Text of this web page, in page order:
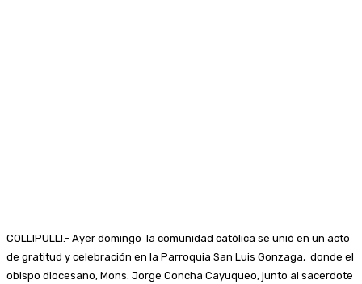
COLLIPULLI.- Ayer domingo la comunidad católica se unió en un acto
de gratitud y celebración en la Parroquia San Luis Gonzaga, donde el
obispo diocesano, Mons. Jorge Concha Cayuqueo, junto al sacerdote